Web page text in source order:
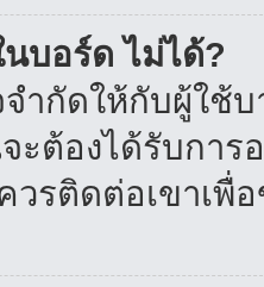
นบอร์ด ไม่ได้?
ำกัดให้กับผู้ใช้บ
ต้องได้รับการ
รติดต่อเขาเพื่